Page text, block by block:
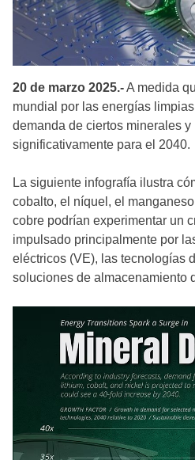
20 de marzo 2025.-A medida
mundial por las energías
demanda de ciertos minerales y
significativamente para el 2040.
La siguiente infografía ilustra
cobalto, el níquel, el
cobre podrían experimentar un
impulsado principalmente por
eléctricos (VE), las tecnologías
soluciones de almacenamiento